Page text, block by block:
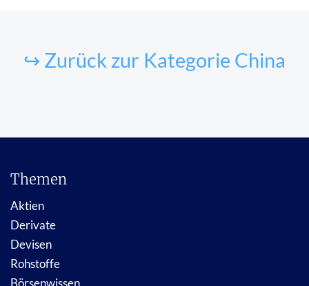
↪ Zurück zur Kategorie China
Themen
Aktien
Derivate
Devisen
Rohstoffe
Börsenwissen